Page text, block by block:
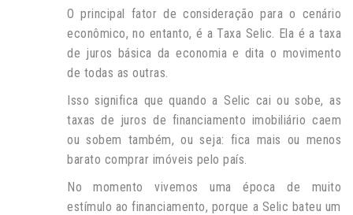
O principal fator de consideração para o cenário
econômico, no entanto, é a Taxa Selic. Ela é a taxa
de juros básica da economia e dita o movimento
de todas as outras.
Isso significa que quando a Selic cai ou sobe, as
taxas de juros de financiamento imobiliário caem
ou sobem também, ou seja: fica mais ou menos
barato comprar imóveis pelo país.
No momento vivemos uma época de muito
estímulo ao financiamento, porque a Selic bateu um